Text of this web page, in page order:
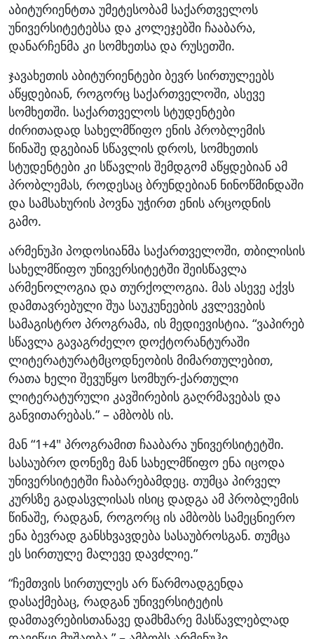
აბიტურიენტთა უმეტესობამ საქართველოს
უნივერსიტეტებსა და კოლეჯებში ჩააბარა,
დანარჩენმა კი სომხეთსა და რუსეთში.
ჯავახეთის აბიტურიენტები ბევრ სირთულეებს
აწყდებიან, როგორც საქართველოში, ასევე
სომხეთში. საქართველოს სტუდენტები
ძირითადად სახელმწიფო ენის პრობლემის
წინაშე დგებიან სწავლის დროს, სომხეთის
სტუდენტები კი სწავლის შემდგომ აწყდებიან ამ
პრობლემას, როდესაც ბრუნდებიან ნინოწმინდაში
და სამსახურის პოვნა უჭირთ ენის არცოდნის
გამო.
არმენუჰი პოდოსიანმა საქართველოში, თბილისის
სახელმწიფო უნივერსიტეტში შეისწავლა
არმენოლოგია და თურქოლოგია. მას ასევე აქვს
დამთავრებული შუა საუკუნეების კვლევების
სამაგისტრო პროგრამა, ის მედიევისტია. “ვაპირებ
სწავლა გავაგრძელო დოქტორანტურაში
ლიტერატურატმცოდნეობის მიმართულებით,
რათა ხელი შევუწყო სომხურ-ქართული
ლიტერატურული კავშირების გაღრმავებას და
განვითარებას.” – ამბობს ის.
მან “1+4″ პროგრამით ჩააბარა უნივერსიტეტში.
სასაუბრო დონეზე მან სახელმწიფო ენა იცოდა
უნივერსიტეტში ჩაბარებამდეც. თუმცა პირველ
კურსზე გადასვლისას ისიც დადგა ამ პრობლემის
წინაშე, რადგან, როგორც ის ამბობს სამეცნიერო
ენა ბევრად განსხვავდება სასაუბროსგან. თუმცა
ეს სირთულე მალევე დავძლიე.”
“ჩემთვის სირთულეს არ წარმოადგენდა
დასაქმებაც, რადგან უნივერსიტეტის
დამთავრებისთანავე დამხმარე მასწავლებლად